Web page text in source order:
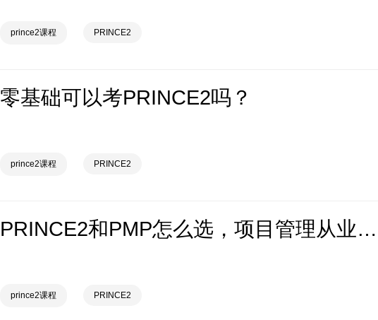
prince2课程 PRINCE2
零基础可以考PRINCE2吗？
prince2课程 PRINCE2
PRINCE2和PMP怎么选，项目管理从业者报考指南
prince2课程 PRINCE2